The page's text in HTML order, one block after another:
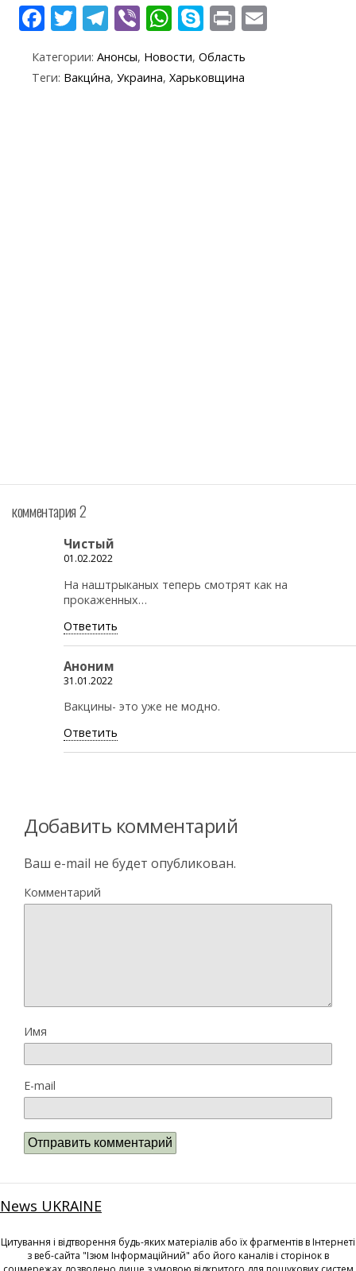
F
e
T
itt
er
T
e
gr
Vi
er
W
at
s
S
k
y
Pr
t
Категории: Анонсы, Новости, Область
Теги: Вакци́на, Украина, Харьковщина
комментария 2
Чистый
01.02.2022
На наштрыканых теперь смотрят как на
прокаженных…
Ответить
Аноним
31.01.2022
Вакцины- это уже не модно.
Ответить
Добавить комментарий
Ваш e-mail не будет опубликован.
Комментарий
Имя
E-mail
News UKRAINE
Цитування і відтворення будь-яких матеріалів або їх фрагментів в Інтернеті
з веб-сайта "Ізюм Інформаційний" або його каналів і сторінок в